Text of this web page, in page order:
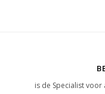
is de Specialist voor